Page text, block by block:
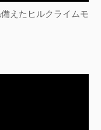
えたヒルクライムモ